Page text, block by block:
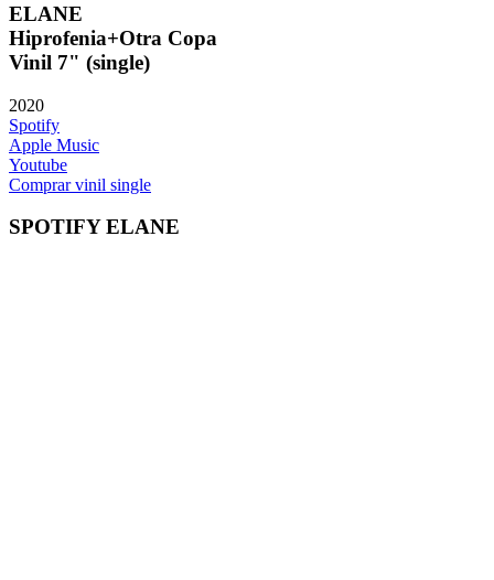
ELANE
Hiprofenia+Otra Copa
Vinil 7" (single)
2020
Spotify
Apple Music
Youtube
Comprar vinil single
SPOTIFY ELANE